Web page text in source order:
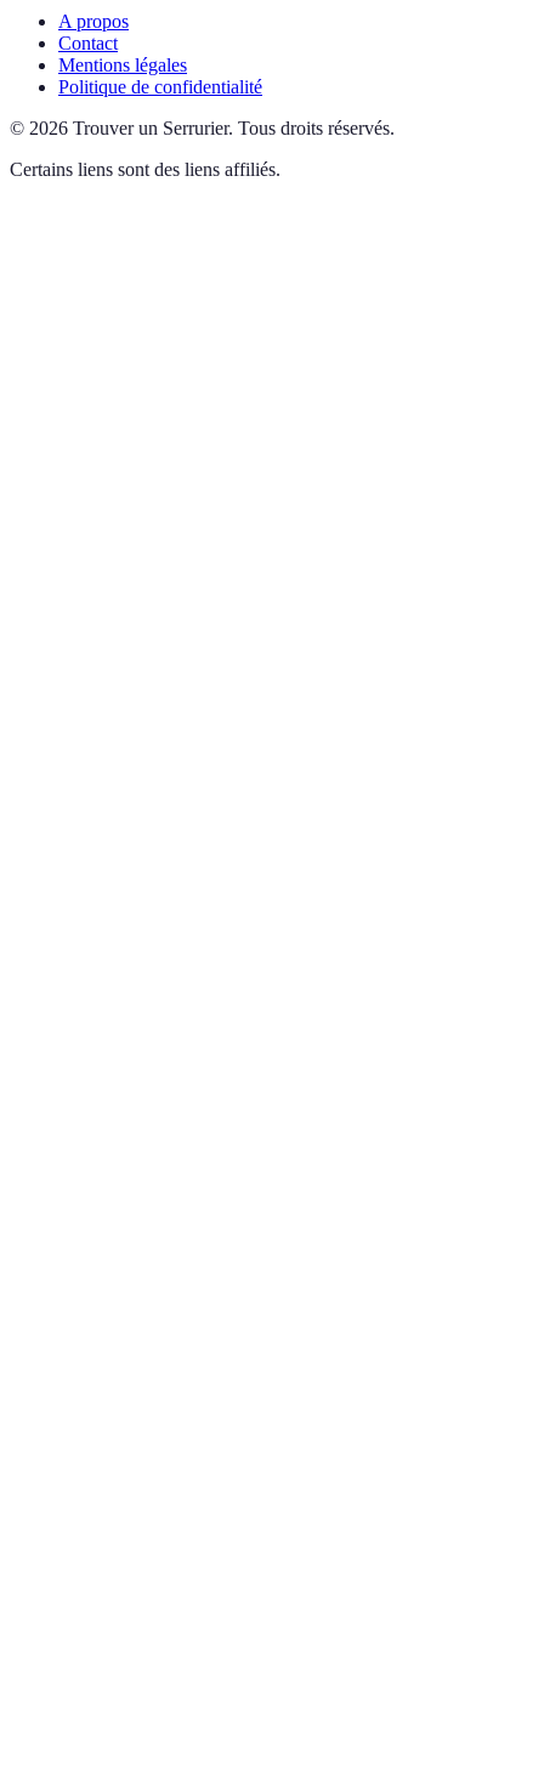
A propos
Contact
Mentions légales
Politique de confidentialité
© 2026 Trouver un Serrurier. Tous droits réservés.
Certains liens sont des liens affiliés.